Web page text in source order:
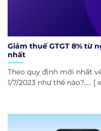
Giảm thuế GTGT 8% từ
nhất
Theo quy định mới nhất
1/7/2023 như thế nào?..... [